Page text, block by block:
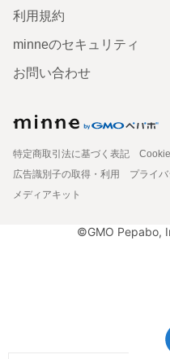
利用規約
minneのセキュリティ
お問い合わせ
特定商取引法に基づく表記
広告識別子の取得・利用
プライ
メディアキット
©GMO Pepabo,